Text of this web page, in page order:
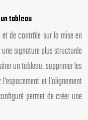
tableau
de contrôle sur la mise en
signature plus structurée
un tableau, supprimer les
et l’alignement
permet de créer une